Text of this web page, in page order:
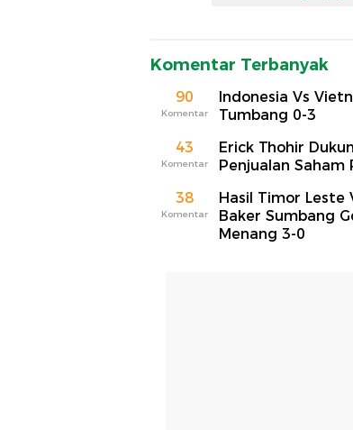
Komentar Terbanyak
90
Komentar
Indonesia Vs
Tumbang 0-3
43
Komentar
Erick Thohir
Penjualan Saham
38
Komentar
Hasil Timor Leste
Baker Sumbang
Menang 3-0